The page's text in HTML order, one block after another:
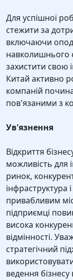
Для успішної
стежити за
включаючи
навколишнього
захистити свою
Китай активно
компаній
пов'язаними з
Ув'язнення
Відкриття
можливість для
ринок,
інфраструктура
привабливим
підприємці
висока
відмінності.
стратегічний
ведення бізнесу